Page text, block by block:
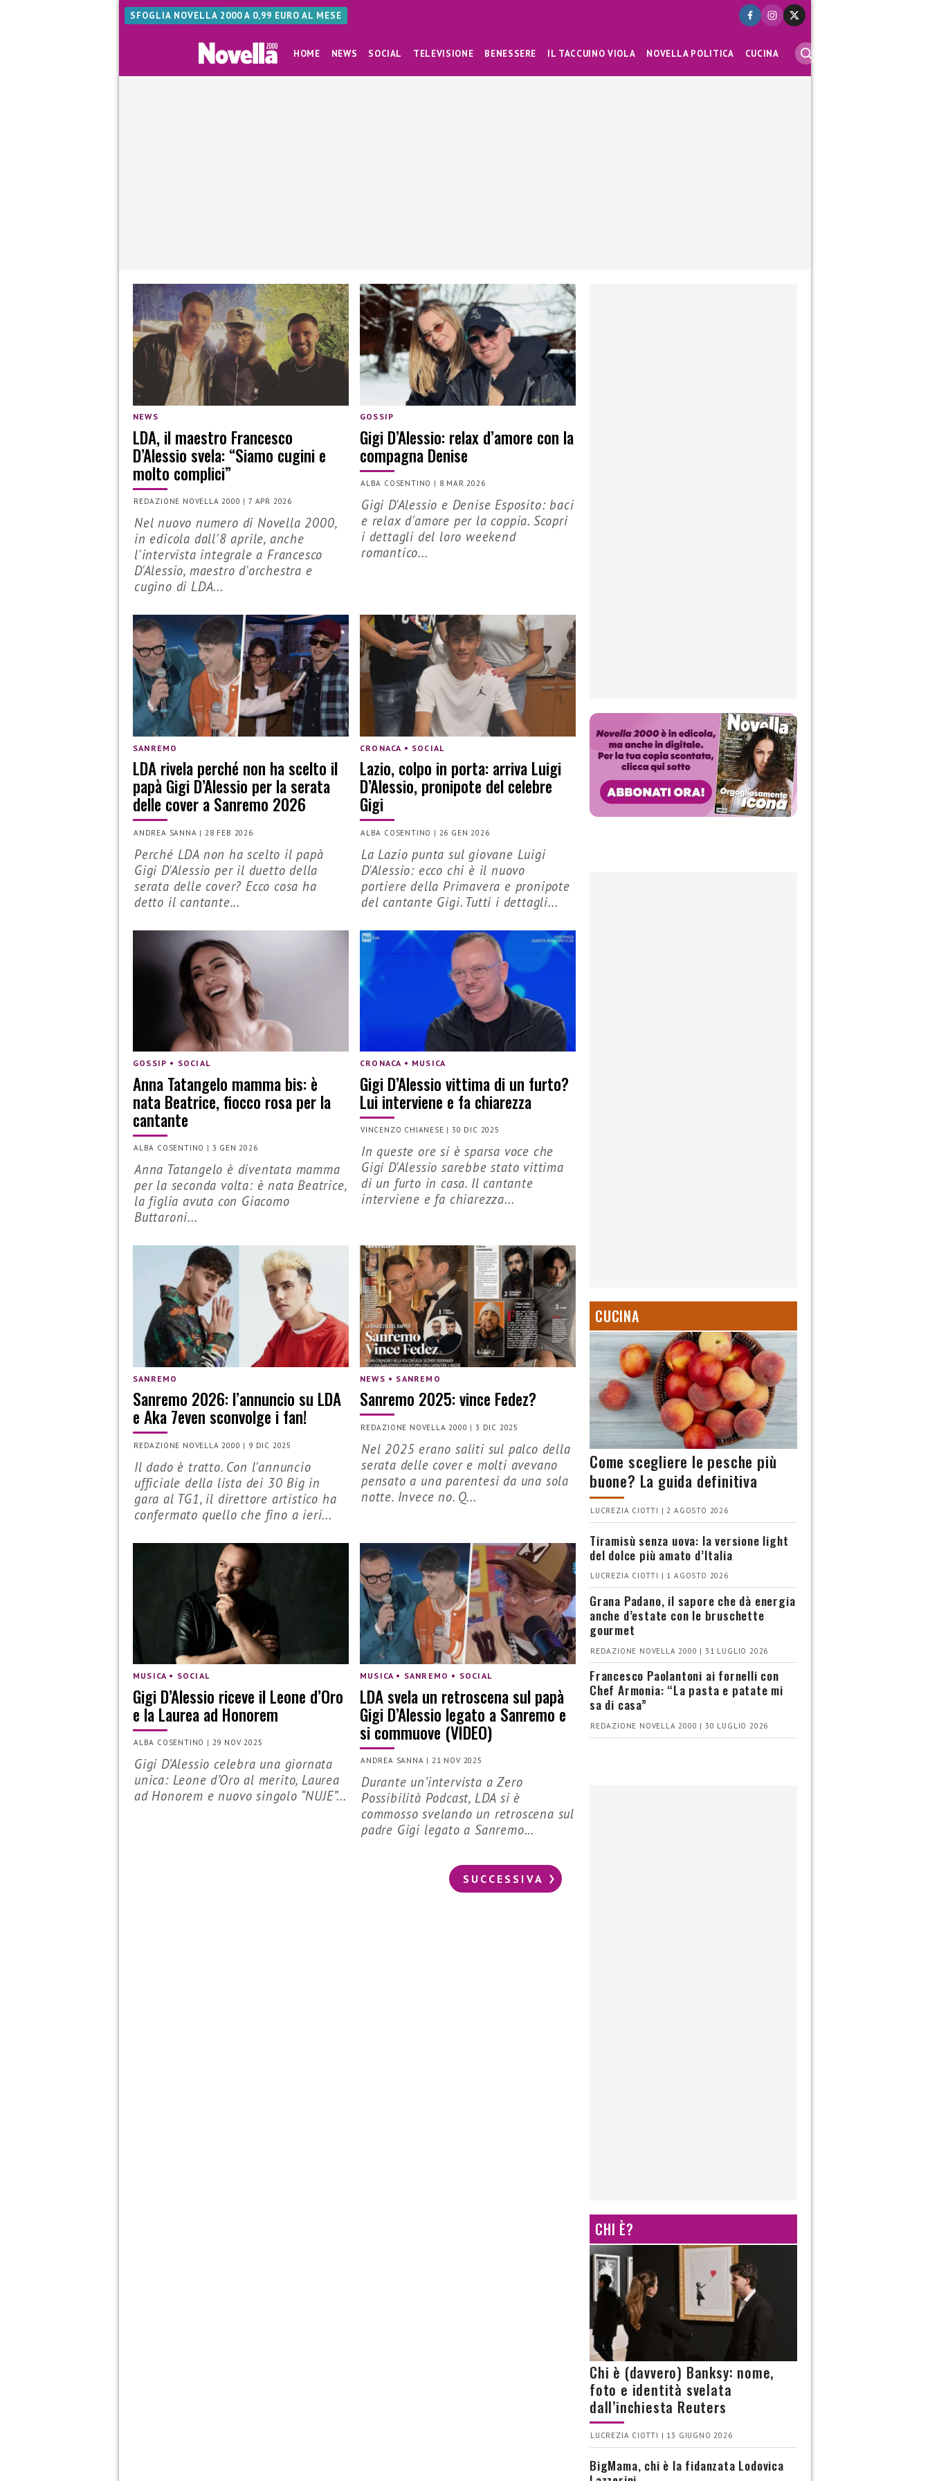
SFOGLIA NOVELLA 2000 A 0,99 EURO AL MESE
HOME NEWS SOCIAL TELEVISIONE BENESSERE IL TACCUINO VIOLA NOVELLA POLITICA CUCINA
NEWS
LDA, il maestro Francesco
D’Alessio svela: “Siamo cugini e
molto complici”
REDAZIONE NOVELLA 2000 |7 APR 2026
Nel nuovo numero di Novella 2000,
in edicola dall'8 aprile, anche
l'intervista integrale a Francesco
D'Alessio, maestro d'orchestra e
cugino di LDA...
GOSSIP
Gigi D’Alessio: relax d’amore con la
compagna Denise
ALBA COSENTINO | 8 MAR 2026
Gigi D'Alessio e Denise Esposito: baci
e relax d'amore per la coppia. Scopri
i dettagli del loro weekend
romantico...
SANREMO
LDA rivela perché non ha scelto il
papà Gigi D’Alessio per la serata
delle cover a Sanremo 2026
ANDREA SANNA |28 FEB 2026
Perché LDA non ha scelto il papà
Gigi D'Alessio per il duetto della
serata delle cover? Ecco cosa ha
detto il cantante...
CRONACA • SOCIAL
Lazio, colpo in porta: arriva Luigi
D’Alessio, pronipote del celebre
Gigi
ALBA COSENTINO | 26 GEN 2026
La Lazio punta sul giovane Luigi
D'Alessio: ecco chi è il nuovo
portiere della Primavera e pronipote
del cantante Gigi. Tutti i dettagli...
GOSSIP • SOCIAL
Anna Tatangelo mamma bis: è
nata Beatrice, fiocco rosa per la
cantante
ALBA COSENTINO | 3 GEN 2026
Anna Tatangelo è diventata mamma
per la seconda volta: è nata Beatrice,
la figlia avuta con Giacomo
Buttaroni...
CRONACA • MUSICA
Gigi D’Alessio vittima di un furto?
Lui interviene e fa chiarezza
VINCENZO CHIANESE |30 DIC 2025
In queste ore si è sparsa voce che
Gigi D'Alessio sarebbe stato vittima
di un furto in casa. Il cantante
interviene e fa chiarezza...
SANREMO
Sanremo 2026: l’annuncio su LDA
e Aka 7even sconvolge i fan!
REDAZIONE NOVELLA 2000 | 9 DIC 2025
Il dado è tratto. Con l'annuncio
ufficiale della lista dei 30 Big in
gara al TG1, il direttore artistico ha
confermato quello che fino a ieri...
NEWS • SANREMO
Sanremo 2025: vince Fedez?
REDAZIONE NOVELLA 2000 |3 DIC 2025
Nel 2025 erano saliti sul palco della
serata delle cover e molti avevano
pensato a una parentesi da una sola
notte. Invece no. Q...
MUSICA • SOCIAL
Gigi D’Alessio riceve il Leone d’Oro
e la Laurea ad Honorem
ALBA COSENTINO | 29 NOV 2025
Gigi D’Alessio celebra una giornata
unica: Leone d’Oro al merito, Laurea
ad Honorem e nuovo singolo “NUJE”...
MUSICA • SANREMO • SOCIAL
LDA svela un retroscena sul papà
Gigi D’Alessio legato a Sanremo e
si commuove (VIDEO)
ANDREA SANNA |21 NOV 2025
Durante un’intervista a Zero
Possibilità Podcast, LDA si è
commosso svelando un retroscena sul
padre Gigi legato a Sanremo...
SUCCESSIVA
CUCINA
Come scegliere le pesche più
buone? La guida definitiva
LUCREZIA CIOTTI | 2 AGOSTO 2026
Tiramisù senza uova: la versione light
del dolce più amato d’Italia
LUCREZIA CIOTTI | 1 AGOSTO 2026
Grana Padano, il sapore che dà energia
anche d’estate con le bruschette
gourmet
REDAZIONE NOVELLA 2000 | 31 LUGLIO 2026
Francesco Paolantoni ai fornelli con
Chef Armonia: “La pasta e patate mi
sa di casa”
REDAZIONE NOVELLA 2000 | 30 LUGLIO 2026
CHI È?
Chi è (davvero) Banksy: nome,
foto e identità svelata
dall’inchiesta Reuters
LUCREZIA CIOTTI | 13 GIUGNO 2026
BigMama, chi è la fidanzata Lodovica